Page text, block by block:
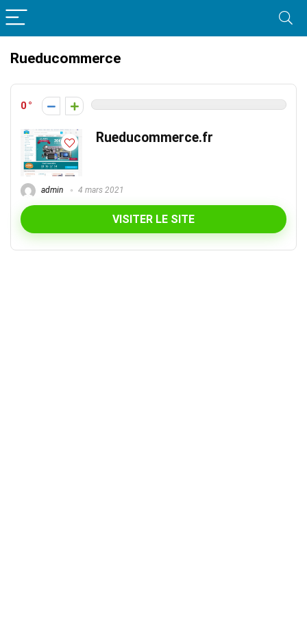
Rueducommerce
0
Rueducommerce.fr
admin 4 mars 2021
VISITER LE SITE